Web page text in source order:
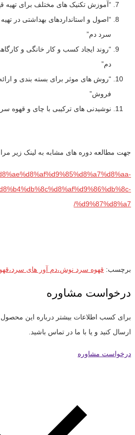
“آموزش تکنیک های مختلف برای تهیه
“اصول و استانداردهای بهداشتی در
سرد دم”
“روند ایجاد کسب و کار خانگی و
دم”
“روش های موثر برای بسته بندی و
فروش”
نوشیدنی های ترکیبی با چای و قهوه
جهت مطالعه دوره های مشابه به لینک زیر
%d9%87%d8%a7/
برچسب: قهوه سرد نوش،دم آور های
درخواست مشاوره
برای کسب اطلاعات بیشتر درباره این
ارسال کنید و یا با ما در تماس باشید.
درخواست مشاوره